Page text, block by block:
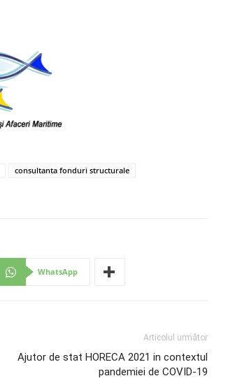
consultanta fonduri structurale
WhatsApp
Articolul următor
Ajutor de stat HORECA 2021 in contextul
pandemiei de COVID-19